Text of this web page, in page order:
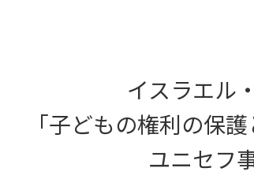
イスラエル
「子どもの権利の保
ユニセフ